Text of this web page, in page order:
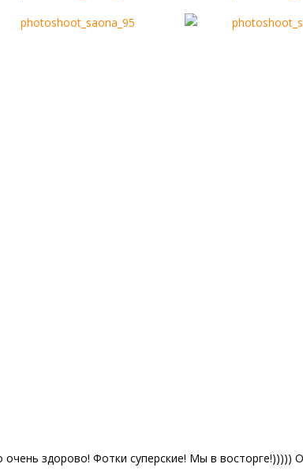
здорово! Фотки суперские! Мы в восторге!)))))